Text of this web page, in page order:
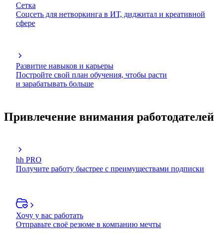
Сетка
Соцсеть для нетворкинга в ИТ, диджитал и креативной
сфере
Развитие навыков и карьеры
Постройте свой план обучения, чтобы расти
и зарабатывать больше
Привлечение внимания работодателей
hh PRO
Получите работу быстрее с преимуществами подписки
Хочу у вас работать
Отправьте своё резюме в компанию мечты